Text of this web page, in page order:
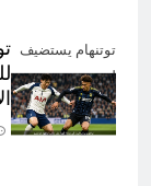
توتنهام يستضيف
ليدز